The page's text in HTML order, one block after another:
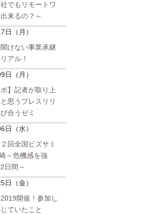
でもリモートワ
来るの？～
日（月）
けない事業承継
アル！
日（月）
ポ】記者が取り上
思うプレスリリ
合うゼミ
日（水）
回全国ビズサミ
～危機感を強
日間～
日（金）
開催！参加し
ていたこと